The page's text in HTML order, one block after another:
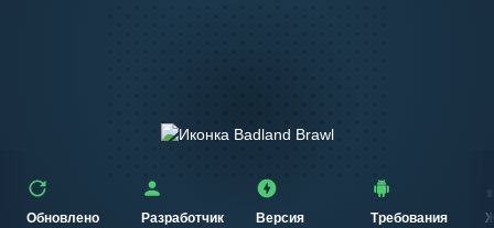
Обновлено
Разработчик
Версия
Требования